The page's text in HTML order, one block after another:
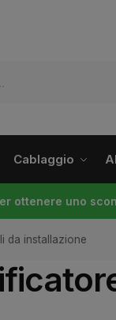
Cablaggio
ottenere uno
da installazione